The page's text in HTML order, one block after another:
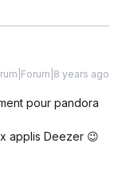
years ago
pour pandora
applis Deezer 😉